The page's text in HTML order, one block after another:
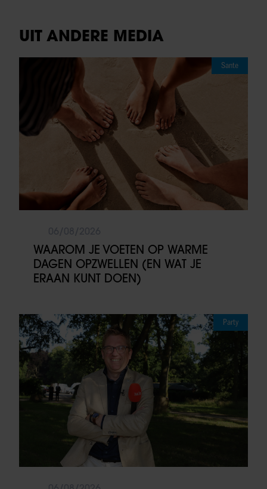
UIT ANDERE MEDIA
Sante
WAAROM JE VOETEN OP WARME
DAGEN OPZWELLEN (EN WAT JE
ERAAN KUNT DOEN)
Party